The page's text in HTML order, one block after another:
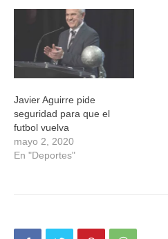
Javier Aguirre pide
seguridad para que el
futbol vuelva
mayo 2, 2020
En "Deportes"